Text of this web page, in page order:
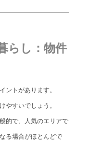
らし：物件
ントがあります。
やすいでしょう。
的で、人気のエリアで
る場合がほとんどで